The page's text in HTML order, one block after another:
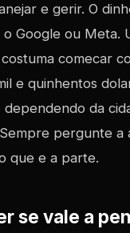
e gerir. O
Google ou Meta.
comecar
e quinhentos
dependendo da
pergunte a
que e a parte.
se vale a